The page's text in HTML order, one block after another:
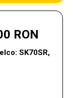
RON
SK70SR,